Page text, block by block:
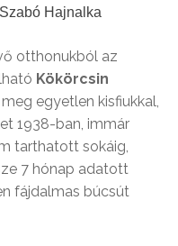
Hajnalka
otthonukból az
Kökörcsin
egyetlen kisfiukkal,
1938-ban, immár
tarthatott sokáig,
7 hónap adatott
fájdalmas búcsút